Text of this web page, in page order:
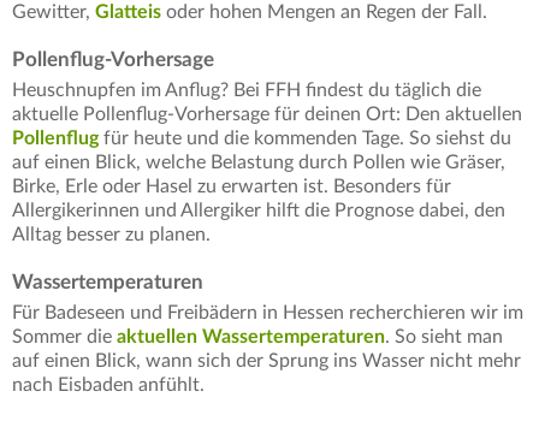
Gewitter, Glatteis oder hohen Mengen an Regen der Fall.
Pollenflug-Vorhersage
Heuschnupfen im Anflug? Bei FFH findest du täglich die
aktuelle Pollenflug-Vorhersage für deinen Ort: Den aktuellen
Pollenflugfür heute und die kommenden Tage. So siehst du
auf einen Blick, welche Belastung durch Pollen wie Gräser,
Birke, Erle oder Hasel zu erwarten ist. Besonders für
Allergikerinnen und Allergiker hilft die Prognose dabei, den
Alltag besser zu planen.
Wassertemperaturen
Für Badeseen und Freibädern in Hessen recherchieren wir im
Sommer die aktuellen Wassertemperaturen. So sieht man
auf einen Blick, wann sich der Sprung ins Wasser nicht mehr
nach Eisbaden anfühlt.